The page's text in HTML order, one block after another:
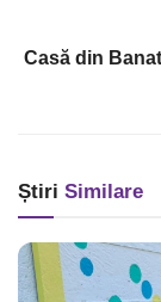
Casă din
Știri Similare